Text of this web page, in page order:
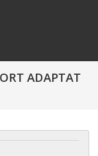
ADAPTAT